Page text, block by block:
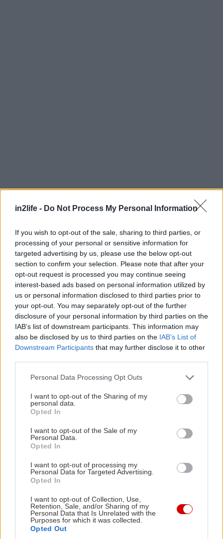
in2life - Do Not Process My Personal Information
If you wish to opt-out of the sale, sharing to third parties, or
processing of your personal or sensitive information for
targeted advertising by us, please use the below opt-out
section to confirm your selection. Please note that after your
opt-out request is processed you may continue seeing
interest-based ads based on personal information utilized by
us or personal information disclosed to third parties prior to
your opt-out. You may separately opt-out of the further
disclosure of your personal information by third parties on the
IAB’s list of downstream participants. This information may
also be disclosed by us to third parties on the IAB’s List of
Downstream Participants that may further disclose it to other
Please note that this website/app uses one or more Google
not limited to your visit or usage behaviour. You may click to
grant or deny consent to Google and its third-party tags to
use your data for below specified purposes in below Google
consent section.
Personal Data Processing Opt Outs
I want to opt-out of the Sharing of my
personal data.
Opted In
I want to opt-out of the Sale of my
Personal Data.
Opted In
I want to opt-out of processing my
Personal Data for Targeted Advertising.
Opted In
I want to opt-out of Collection, Use,
Retention, Sale, and/or Sharing of my
Personal Data that Is Unrelated with the
Purposes for which it was collected.
Opted Out
Μεσολόγγι φύγαμε με καινούριες γνώσεις
αυτή για τοκαλύτερα διατηρημένο αρχαίο
ναυπηγείο της Ευρώπης, που είναι επισκέψιμο
στον συναρπαστικό αρχαιολογικό χώρο των
Οινιαδών.Με καινούριους φίλους